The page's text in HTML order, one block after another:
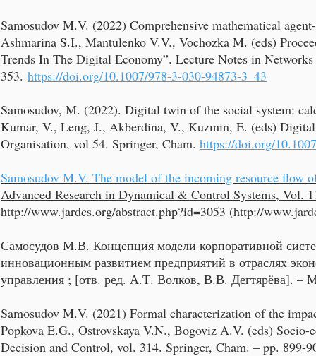
Samosudov M.V. (2022) Comprehensive mathematical
Ashmarina S.I., Mantulenko V.V., Vochozka M. (eds)
Trends In The Digital Economy”. Lecture Notes in
353. https://doi.org/10.1007/978-3-030-94873-3_43
Samosudov, M. (2022). Digital twin of the social system:
Kumar, V., Leng, J., Akberdina, V., Kuzmin, E. (eds)
Organisation, vol 54. Springer, Cham. https://doi.org/
Samosudov M.V. The model of the incoming resource flow
Advanced Research in Dynamical & Control Systems, Vol.
http://www.jardcs.org/abstract.php?id=3053 (http://
Самосудов М.В. Концепция модели корпоративной
инновационным развитием предприятий в отраслях
управления ; [отв. ред. А.Т. Волков, В.В. Дегтярёва]. –
Samosudov M.V. (2021) Formal characterization of the
Popkova E.G., Ostrovskaya V.N., Bogoviz A.V. (eds)
Decision and Control, vol. 314. Springer, Cham. – pp. 899-